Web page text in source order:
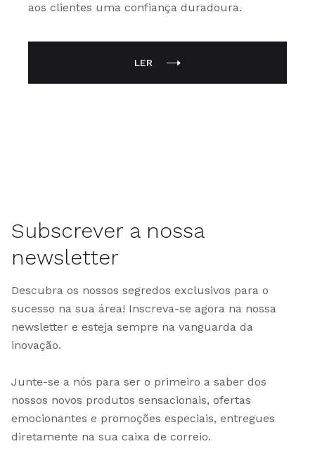
aos clientes uma confiança duradoura.
LER
Subscrever a nossa
newsletter
Descubra os nossos segredos exclusivos para o
sucesso na sua área! Inscreva-se agora na nossa
newsletter e esteja sempre na vanguarda da
inovação.
Junte-se a nós para ser o primeiro a saber dos
nossos novos produtos sensacionais, ofertas
emocionantes e promoções especiais, entregues
diretamente na sua caixa de correio.